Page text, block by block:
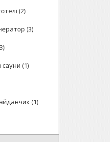
(2)
(3)
(1)
(1)